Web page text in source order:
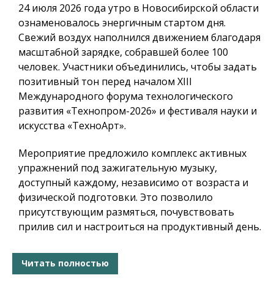
24 июля 2026 года утро в Новосибирской области
ознаменовалось энергичным стартом дня.
Свежий воздух наполнился движением благодаря
масштабной зарядке, собравшей более 100
человек. Участники объединились, чтобы задать
позитивный тон перед началом XIII
Международного форума технологического
развития «Технопром-2026» и фестиваля науки и
искусства «ТехноАрт».
Мероприятие предложило комплекс активных
упражнений под зажигательную музыку,
доступный каждому, независимо от возраста и
физической подготовки. Это позволило
присутствующим размяться, почувствовать
прилив сил и настроиться на продуктивный день.
Читать полностью